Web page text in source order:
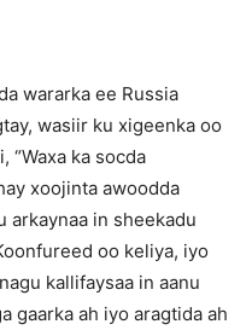
wararka ee Russia
wasiir ku xigeenka oo
“Waxa ka socda
xoojinta awoodda
arkaynaa in sheekadu
oo keliya, iyo
kallifaysaa in aanu
gaarka ah iyo aragtida ah